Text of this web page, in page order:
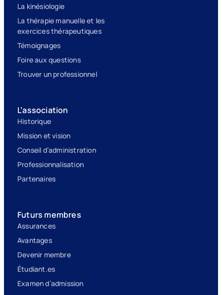
La kinésiologie
La thérapie manuelle et les
exercices thérapeutiques
Témoignages
Foire aux questions
Trouver un professionnel
L’association
Historique
Mission et vision
Conseil d’administration
Professionnalisation
Partenaires
Futurs membres
Assurances
Avantages
Devenir membre
Étudiant.es
Examen d’admission